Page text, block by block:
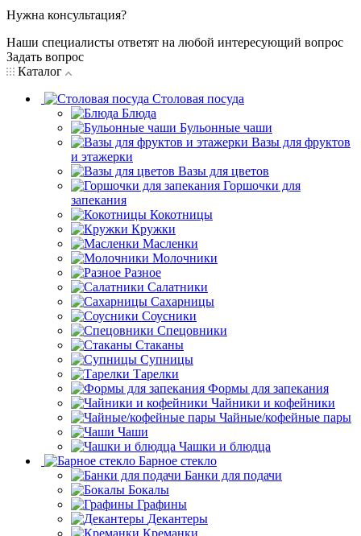
Нужна консультация?
Наши специалисты ответят на любой интересующий вопрос
Задать вопрос
Каталог
Столовая посуда
Блюда
Бульонные чаши
Вазы для фруктов
и этажерки
Вазы для цветов
Горшочки для
запекания
Кокотницы
Кружки
Масленки
Молочники
Разное
Салатники
Сахарницы
Соусники
Спецовники
Стаканы
Супницы
Тарелки
Формы для запекания
Чайники и кофейники
Чайные/кофейные пары
Чаши
Чашки и блюдца
Барное стекло
Банки для подачи
Бокалы
Графины
Декантеры
Креманки